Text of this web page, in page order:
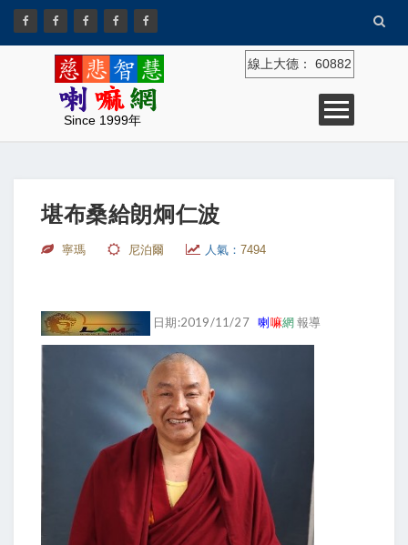
Since 1999年
線上大德： 60882
堪布桑給朗炯仁波
寧瑪 尼泊爾 人氣： 7494
日期:2019/11/27喇嘛網報導